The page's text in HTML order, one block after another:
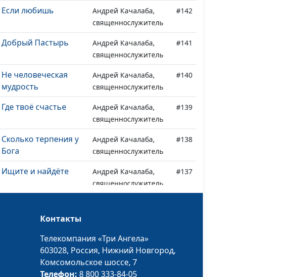
Если любишь
Андрей Качалаба,
священнослужитель
#142
Добрый Пастырь
Андрей Качалаба,
священнослужитель
#141
Не человеческая
мудрость
Андрей Качалаба,
священнослужитель
#140
Где твоё счастье
Андрей Качалаба,
священнослужитель
#139
Сколько терпения у
Бога
Андрей Качалаба,
священнослужитель
#138
Ищите и найдёте
Андрей Качалаба,
священнослужитель
#137
Сколько ты весишь
Андрей Качалаба,
священнослужитель
С Рождеством!
Андрей Качалаба,
Контакты
Телекомпания «Три Ангела»
603028, Россия, Нижний Новгород,
Комсомольское шоссе, 7
Телефон: 8 800 333-84-05